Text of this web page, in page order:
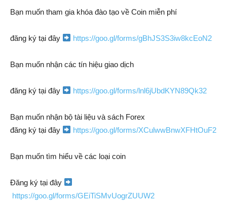
Bạn muốn tham gia khóa đào tạo về Coin miễn phí
đăng ký tại đây https://goo.gl/forms/gBhJS3S3iw8kcEoN2
Bạn muốn nhận các tín hiệu giao dịch
đăng ký tại đây https://goo.gl/forms/lnl6jUbdKYN89Qk32
Bạn muốn nhận bộ tài liệu và sách Forex
đăng ký tại đây
https://goo.gl/forms/XCulwwBnwXFHtOuF2
Bạn muốn tìm hiểu về các loại coin
Đăng ký tại đây
https://goo.gl/forms/GEiTiSMvUogrZUUW2